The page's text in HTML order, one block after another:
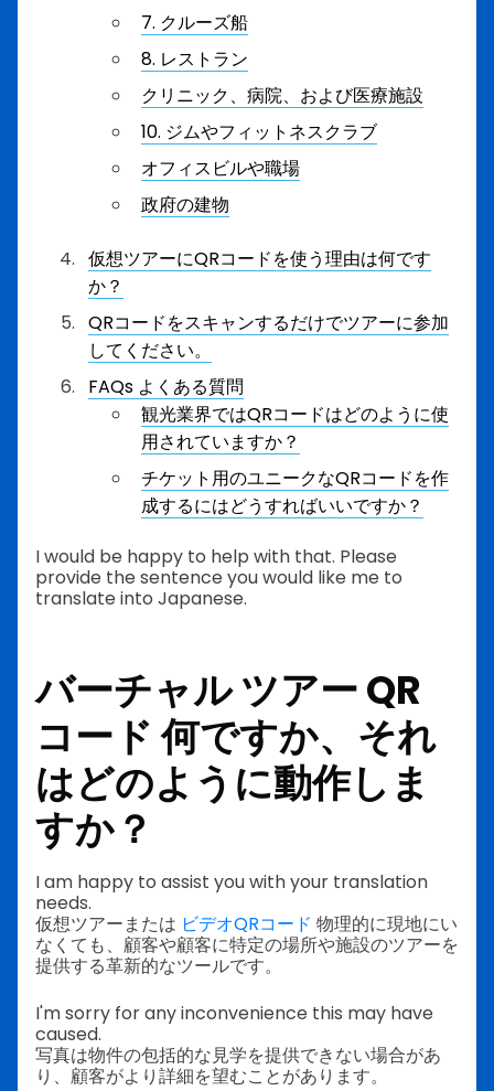
7. クルーズ船
8. レストラン
クリニック、病院、および医療施設
10. ジムやフィットネスクラブ
オフィスビルや職場
政府の建物
仮想ツアーにQRコードを使う理由は何です
か？
QRコードをスキャンするだけでツアーに参加
してください。
FAQs よくある質問
観光業界ではQRコードはどのように使
用されていますか？
チケット用のユニークなQRコードを作
成するにはどうすればいいですか？
I would be happy to help with that. Please
provide the sentence you would like me to
translate into Japanese.
バーチャルツアーQR
コード何ですか、それ
はどのように動作しま
すか？
I am happy to assist you with your translation
needs.
仮想ツアーまたは ビデオQRコード 物理的に現地にい
なくても、顧客や顧客に特定の場所や施設のツアーを
提供する革新的なツールです。
I'm sorry for any inconvenience this may have
caused.
写真は物件の包括的な見学を提供できない場合があ
り、顧客がより詳細を望むことがあります。